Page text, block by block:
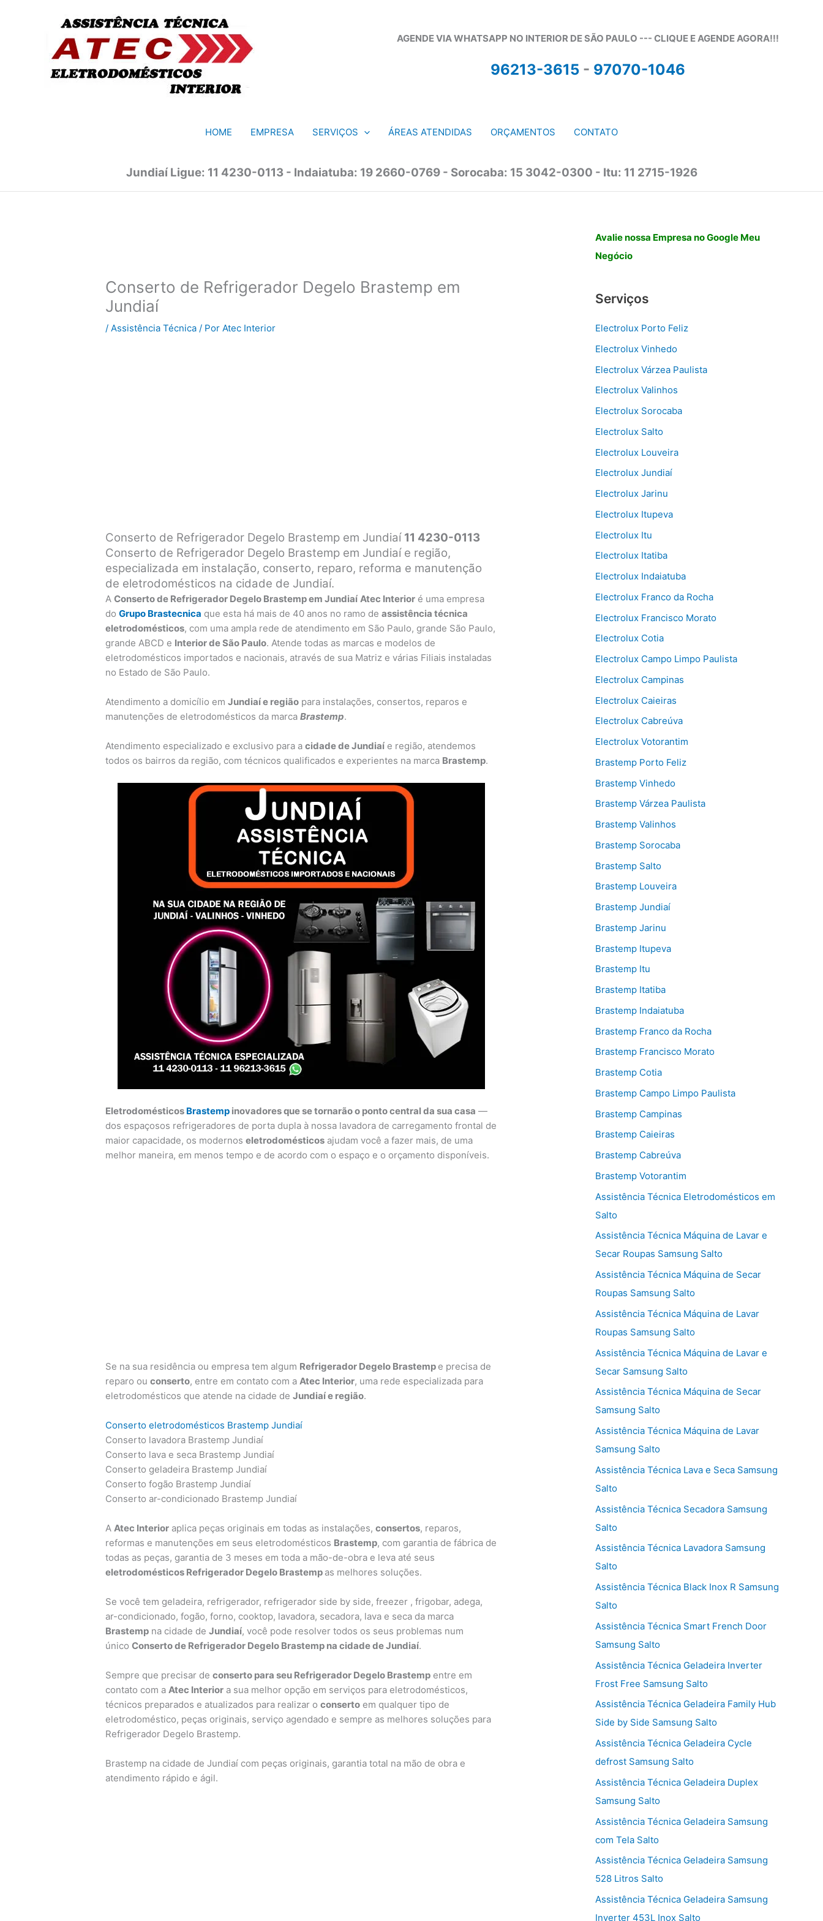
AGENDE VIA WHATSAPP NO INTERIOR DE SÃO PAULO --- CLIQUE E AGENDE AGORA!!!
96213-3615 - 97070-1046
HOME EMPRESA SERVIÇOS ÁREAS ATENDIDAS ORÇAMENTOS CONTATO
Jundiaí Ligue: 11 4230-0113 - Indaiatuba: 19 2660-0769 - Sorocaba: 15 3042-0300 - Itu: 11 2715-1926
Conserto de Refrigerador Degelo Brastemp em
Jundiaí
/Assistência Técnica / PorAtec Interior
Conserto de Refrigerador Degelo Brastemp em Jundiaí 11 4230-0113
Conserto de Refrigerador Degelo Brastemp em Jundiaí e região,
especializada em instalação, conserto, reparo, reforma e manutenção
de eletrodomésticos na cidade de Jundiaí.
AConserto de Refrigerador Degelo Brastemp em Jundiaí Atec Interior é uma empresa
doGrupo Brastecnica que esta há mais de 40 anos no ramo deassistência técnica
eletrodomésticos, com uma ampla rede de atendimento em São Paulo, grande São Paulo,
grande ABCD e Interior de São Paulo. Atende todas as marcas e modelos de
eletrodomésticos importados e nacionais, através de sua Matriz e várias Filiais instaladas
no Estado de São Paulo.
Atendimento a domicílio emJundiaí e região para instalações, consertos, reparos e
manutenções de eletrodomésticos da marcaBrastemp.
Atendimento especializado e exclusivo para acidade de Jundiaí e região, atendemos
todos os bairros da região, com técnicos qualificados e experientes na marca Brastemp.
Eletrodomésticos Brastemp inovadores que se tornarão o ponto central da sua casa —
dos espaçosos refrigeradores de porta dupla à nossa lavadora de carregamento frontal de
maior capacidade, os modernoseletrodomésticos ajudam você a fazer mais, de uma
melhor maneira, em menos tempo e de acordo com o espaço e o orçamento disponíveis.
Se na sua residência ou empresa tem algum Refrigerador Degelo Brastemp e precisa de
reparo ouconserto, entre em contato com aAtec Interior, uma rede especializada para
eletrodomésticos que atende na cidade deJundiaí e região.
Conserto eletrodomésticos Brastemp Jundiaí
Conserto lavadora Brastemp Jundiaí
Conserto lava e seca Brastemp Jundiaí
Conserto geladeira Brastemp Jundiaí
Conserto fogão Brastemp Jundiaí
Conserto ar-condicionado Brastemp Jundiaí
AAtec Interior aplica peças originais em todas as instalações,consertos, reparos,
reformas e manutenções em seus eletrodomésticos Brastemp, com garantia de fábrica de
todas as peças, garantia de 3 meses em toda a mão-de-obra e leva até seus
eletrodomésticos Refrigerador Degelo Brastemp as melhores soluções.
Se você tem geladeira, refrigerador, refrigerador side by side, freezer , frigobar, adega,
ar-condicionado, fogão, forno, cooktop, lavadora, secadora, lava e seca da marca
Brastemp na cidade deJundiaí, você pode resolver todos os seus problemas num
únicoConserto de Refrigerador Degelo Brastemp na cidade de Jundiaí.
Sempre que precisar deconserto para seu Refrigerador Degelo Brastemp entre em
contato com aAtec Interior a sua melhor opção em serviços para eletrodomésticos,
técnicos preparados e atualizados para realizar oconserto em qualquer tipo de
eletrodoméstico, peças originais, serviço agendado e sempre as melhores soluções para
Refrigerador Degelo Brastemp.
Brastemp na cidade de Jundiaí com peças originais, garantia total na mão de obra e
atendimento rápido e ágil.
Avalie nossa Empresa no Google Meu
Negócio
Serviços
Electrolux Porto Feliz
Electrolux Vinhedo
Electrolux Várzea Paulista
Electrolux Valinhos
Electrolux Sorocaba
Electrolux Salto
Electrolux Louveira
Electrolux Jundiaí
Electrolux Jarinu
Electrolux Itupeva
Electrolux Itu
Electrolux Itatiba
Electrolux Indaiatuba
Electrolux Franco da Rocha
Electrolux Francisco Morato
Electrolux Cotia
Electrolux Campo Limpo Paulista
Electrolux Campinas
Electrolux Caieiras
Electrolux Cabreúva
Electrolux Votorantim
Brastemp Porto Feliz
Brastemp Vinhedo
Brastemp Várzea Paulista
Brastemp Valinhos
Brastemp Sorocaba
Brastemp Salto
Brastemp Louveira
Brastemp Jundiaí
Brastemp Jarinu
Brastemp Itupeva
Brastemp Itu
Brastemp Itatiba
Brastemp Indaiatuba
Brastemp Franco da Rocha
Brastemp Francisco Morato
Brastemp Cotia
Brastemp Campo Limpo Paulista
Brastemp Campinas
Brastemp Caieiras
Brastemp Cabreúva
Brastemp Votorantim
Assistência Técnica Eletrodomésticos em
Salto
Assistência Técnica Máquina de Lavar e
Secar Roupas Samsung Salto
Assistência Técnica Máquina de Secar
Roupas Samsung Salto
Assistência Técnica Máquina de Lavar
Roupas Samsung Salto
Assistência Técnica Máquina de Lavar e
Secar Samsung Salto
Assistência Técnica Máquina de Secar
Samsung Salto
Assistência Técnica Máquina de Lavar
Samsung Salto
Assistência Técnica Lava e Seca Samsung
Salto
Assistência Técnica Secadora Samsung
Salto
Assistência Técnica Lavadora Samsung
Salto
Assistência Técnica Black Inox R Samsung
Salto
Assistência Técnica Smart French Door
Samsung Salto
Assistência Técnica Geladeira Inverter
Frost Free Samsung Salto
Assistência Técnica Geladeira Family Hub
Side by Side Samsung Salto
Assistência Técnica Geladeira Cycle
defrost Samsung Salto
Assistência Técnica Geladeira Duplex
Samsung Salto
Assistência Técnica Geladeira Samsung
com Tela Salto
Assistência Técnica Geladeira Samsung
528 Litros Salto
Assistência Técnica Geladeira Samsung
Inverter 453L Inox Salto